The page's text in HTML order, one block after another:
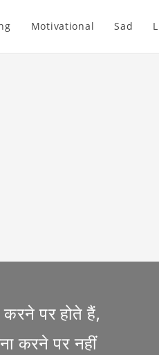
Motivational Sad
पर होते हैं,
करने पर नहीं